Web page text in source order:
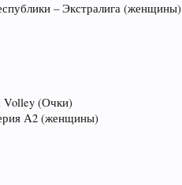
– Экстралига (женщины)
Volley (Очки)
А2 (женщины)